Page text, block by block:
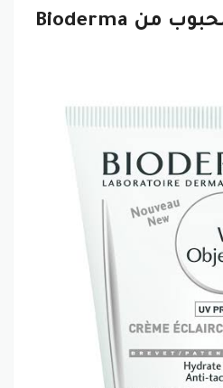
مرهم لازالة اثار الحبوب من Bioderma